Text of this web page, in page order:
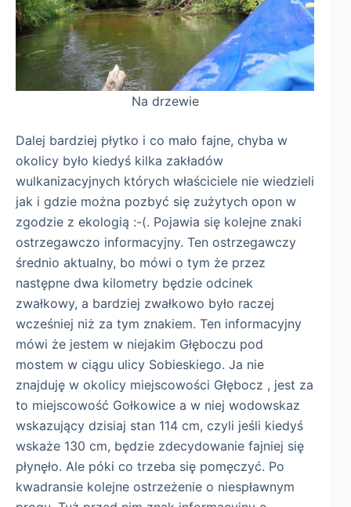
Na drzewie
Dalej bardziej płytko i co mało fajne, chyba w
okolicy było kiedyś kilka zakładów
wulkanizacyjnych których właściciele nie wiedzieli
jak i gdzie można pozbyć się zużytych opon w
zgodzie z ekologią :-(. Pojawia się kolejne znaki
ostrzegawczo informacyjny. Ten ostrzegawczy
średnio aktualny, bo mówi o tym że przez
następne dwa kilometry będzie odcinek
zwałkowy, a bardziej zwałkowo było raczej
wcześniej niż za tym znakiem. Ten informacyjny
mówi że jestem w niejakim Głęboczu pod
mostem w ciągu ulicy Sobieskiego. Ja nie
znajduję w okolicy miejscowości Głębocz , jest za
to miejscowość Gołkowice a w niej wodowskaz
wskazujący dzisiaj stan 114 cm, czyli jeśli kiedyś
wskaże 130 cm, będzie zdecydowanie fajniej się
płynęło. Ale póki co trzeba się pomęczyć. Po
kwadransie kolejne ostrzeżenie o niespławnym